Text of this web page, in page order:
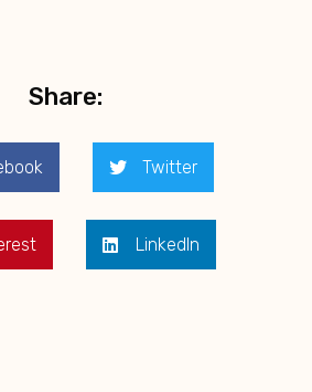
Share:
Twitter
LinkedIn